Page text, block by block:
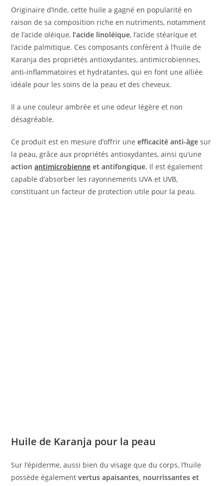
Originaire d’Inde, cette huile a gagné en popularité en
raison de sa composition riche en nutriments, notamment
de l’acide oléique, l’acide linoléique, l’acide stéarique et
l’acide palmitique. Ces composants confèrent à l’huile de
Karanja des propriétés antioxydantes, antimicrobiennes,
anti-inflammatoires et hydratantes, qui en font une alliée
idéale pour les soins de la peau et des cheveux.
Il a une couleur ambrée et une odeur légère et non
désagréable.
Ce produit est en mesure d’offrir uneefficacité anti-âge sur
la peau, grâce aux propriétés antioxydantes, ainsi qu’une
actionantimicrobienne et antifongique. Il est également
capable d’absorber les rayonnements UVA et UVB,
constituant un facteur de protection utile pour la peau.
Huile de Karanja pour la peau
Sur l’épiderme, aussi bien du visage que du corps, l’huile
possède égalementvertus apaisantes, nourrissantes et